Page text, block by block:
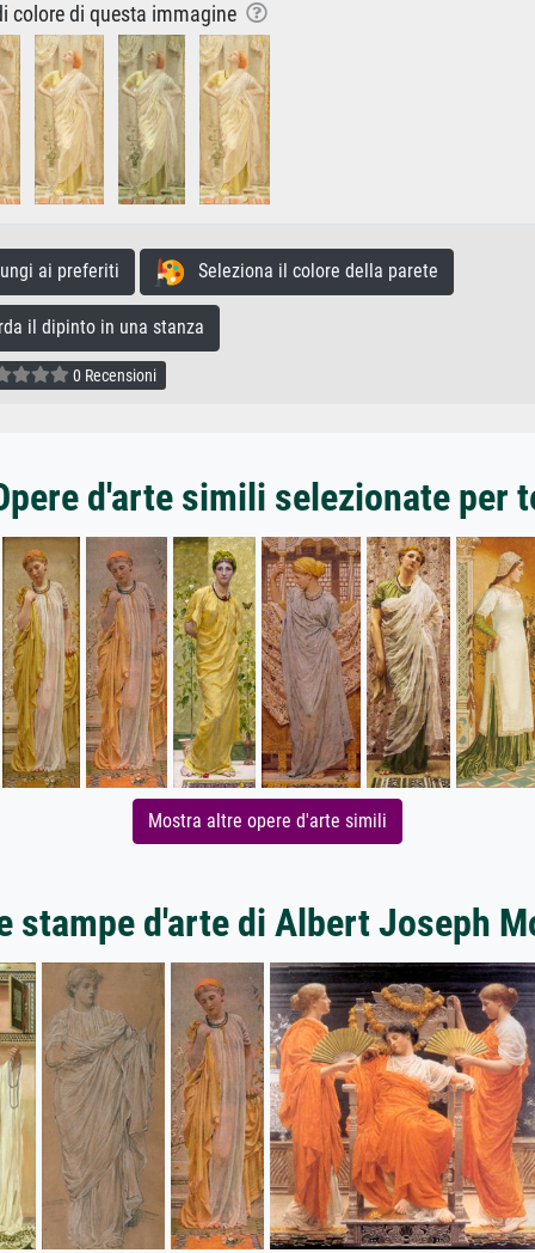
colore di questa immagine
ai preferiti Seleziona il colore della parete
il dipinto in una stanza
0 Recensioni
d'arte simili selezionate per
Mostra altre opere d'arte simili
stampe d'arte di Albert Joseph